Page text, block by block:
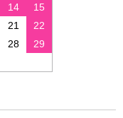
14
15
21
22
28
29